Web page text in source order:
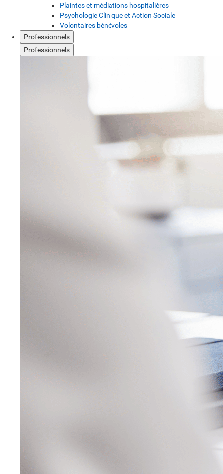
Plaintes et médiations hospitalières
Psychologie Clinique et Action Sociale
Volontaires bénévoles
Professionnels
Professionnels